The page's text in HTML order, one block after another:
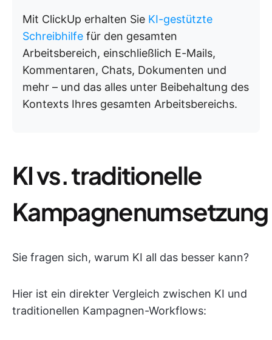
Mit ClickUp erhalten Sie KI-gestützte
Schreibhilfe für den gesamten
Arbeitsbereich, einschließlich E-Mails,
Kommentaren, Chats, Dokumenten und
mehr – und das alles unter Beibehaltung des
Kontexts Ihres gesamten Arbeitsbereichs.
KI vs. traditionelle
Kampagnenumsetzung
Sie fragen sich, warum KI all das besser kann?
Hier ist ein direkter Vergleich zwischen KI und
traditionellen Kampagnen-Workflows: